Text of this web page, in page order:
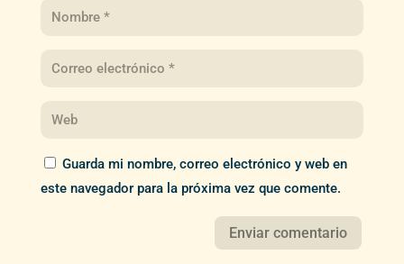
Guarda mi nombre, correo electrónico y web en
este navegador para la próxima vez que comente.